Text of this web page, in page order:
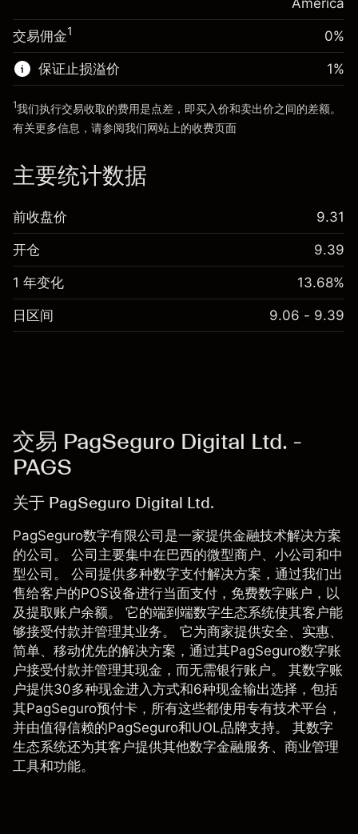
前往平台
$20,000.00
来自杠杆的资金 - 美元（大约值）$19,000.00
前往平台
America
交易佣金1 0%
保证止损溢价 1%
1我们执行交易收取的费用是点差，即买入价和卖出价之间的差额。
有关更多信息，请参阅我们网站上的收费页面
主要统计数据
前收盘价 9.31
开仓 9.39
1 年变化 13.68%
日区间 9.06 - 9.39
交易 PagSeguro Digital Ltd. -
PAGS
关于 PagSeguro Digital Ltd.
PagSeguro数字有限公司是一家提供金融技术解决方案
的公司。 公司主要集中在巴西的微型商户、小公司和中
型公司。 公司提供多种数字支付解决方案，通过我们出
售给客户的POS设备进行当面支付，免费数字账户，以
及提取账户余额。 它的端到端数字生态系统使其客户能
够接受付款并管理其业务。 它为商家提供安全、实惠、
简单、移动优先的解决方案，通过其PagSeguro数字账
户接受付款并管理其现金，而无需银行账户。 其数字账
户提供30多种现金进入方式和6种现金输出选择，包括
其PagSeguro预付卡，所有这些都使用专有技术平台，
并由值得信赖的PagSeguro和UOL品牌支持。 其数字
生态系统还为其客户提供其他数字金融服务、商业管理
工具和功能。